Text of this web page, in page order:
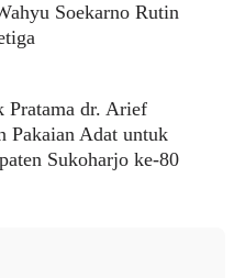
Soekarno Rutin
Pratama dr. Arief
Pakaian Adat untuk
Sukoharjo ke-80